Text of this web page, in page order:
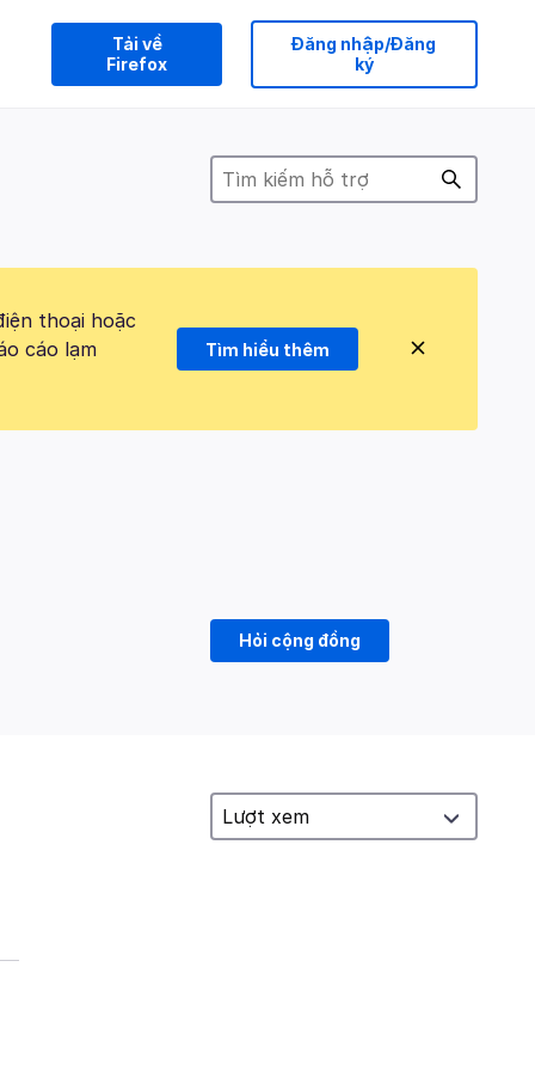
Tải về
Firefox
Đăng nhập/Đăng
ký
thoại hoặc
cáo lạm
Tìm hiểu thêm
Hỏi cộng đồng